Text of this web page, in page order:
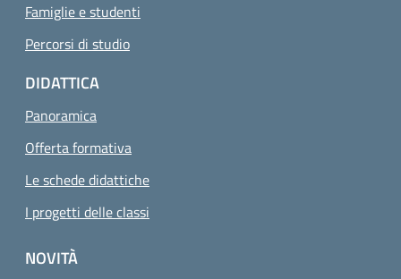
Famiglie e studenti
Percorsi di studio
DIDATTICA
Panoramica
Offerta formativa
Le schede didattiche
I progetti delle classi
NOVITÀ